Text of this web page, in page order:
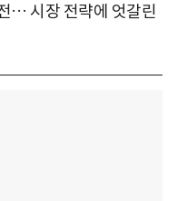
… 시장 전략에 엇갈린